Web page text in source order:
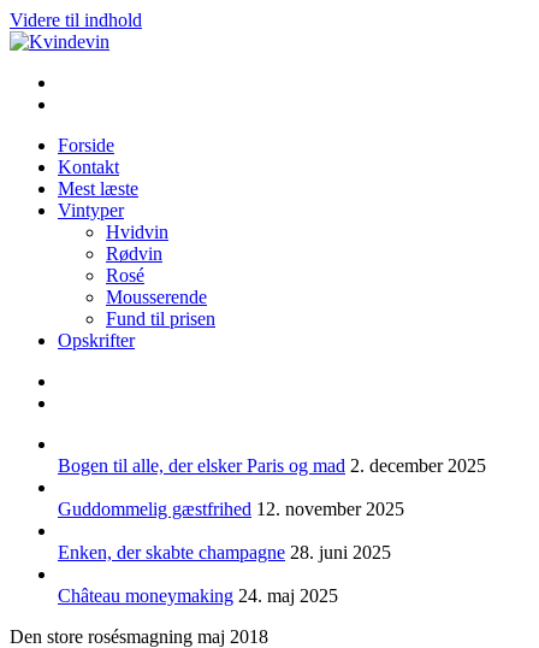
Videre til indhold
Kvindevin
Blog om vin for kvinder (& andre mennesker)
Forside
Kontakt
Mest læste
Vintyper
Hvidvin
Rødvin
Rosé
Mousserende
Fund til prisen
Opskrifter
Bogen til alle, der elsker Paris og mad 2. december 2025
Guddommelig gæstfrihed 12. november 2025
Enken, der skabte champagne 28. juni 2025
Château moneymaking 24. maj 2025
Den store rosésmagning maj 2018